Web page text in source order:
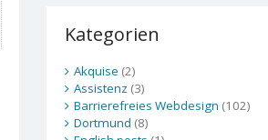
Kategorien
Akquise (2)
Assistenz (3)
Barrierefreies Webdesign (102)
Dortmund (8)